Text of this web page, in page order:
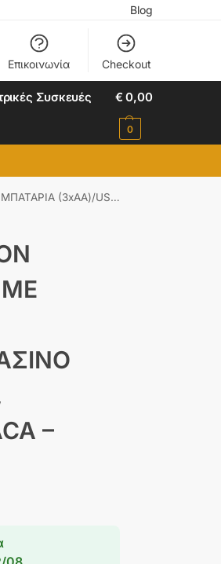
Blog
Επικοινωνία Checkout
Συσκευές €0,00
0
IP20, 17x10x28,5cm ACA – X044110328
ΜΕ
–